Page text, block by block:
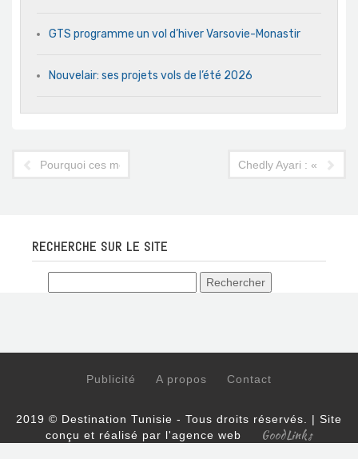
GTS programme un vol d’hiver Varsovie-Monastir
Nouvelair: ses projets vols de l’été 2026
Pourquoi ces médias et bloggeurs russes ont débarqué à
Chedly Ayari : « Le
RECHERCHE SUR LE SITE
Publicité A propos Contact
2019 © Destination Tunisie - Tous droits réservés. | Site
conçu et réalisé par l'agence web
GoodLinks